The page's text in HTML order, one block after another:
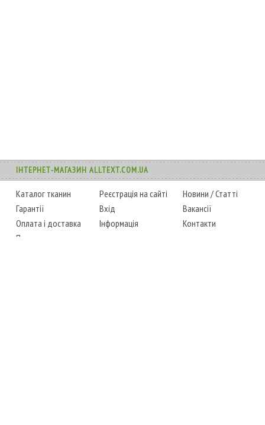
ІНТЕРНЕТ-МАГАЗИН ALLTEXT.COM.UA
Каталог тканин
Гарантії
Оплата і доставка
Повернення товару
Реєстрація на сайті
Вхід
Інформація
Новини /Статті
Вакансії
Контакти